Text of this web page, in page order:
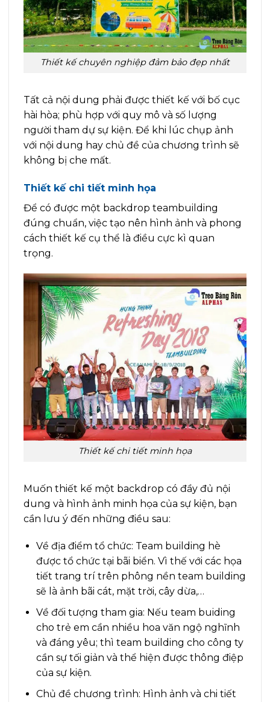
Thiết kế chuyên nghiệp đảm bảo đẹp nhất
Tất cả nội dung phải được thiết kế với bố cục
hài hòa; phù hợp với quy mô và số lượng
người tham dự sự kiện. Để khi lúc chụp ảnh
với nội dung hay chủ đề của chương trình sẽ
không bị che mất.
Thiết kế chi tiết minh họa
Để có được một backdrop teambuilding
đúng chuẩn, việc tạo nên hình ảnh và phong
cách thiết kế cụ thể là điều cực kì quan
trọng.
Thiết kế chi tiết minh họa
Muốn thiết kế một backdrop có đầy đủ nội
dung và hình ảnh minh họa của sự kiện, bạn
cần lưu ý đến những điều sau:
Về địa điểm tổ chức: Team building hè
được tổ chức tại bãi biển. Vì thế với các họa
tiết trang trí trên phông nền team building
sẽ là ảnh bãi cát, mặt trời, cây dừa,…
Về đối tượng tham gia: Nếu team buiding
cho trẻ em cần nhiều hoa văn ngộ nghĩnh
và đáng yêu; thì team building cho công ty
cần sự tối giản và thể hiện được thông điệp
của sự kiện.
Chủ đề chương trình: Hình ảnh và chi tiết